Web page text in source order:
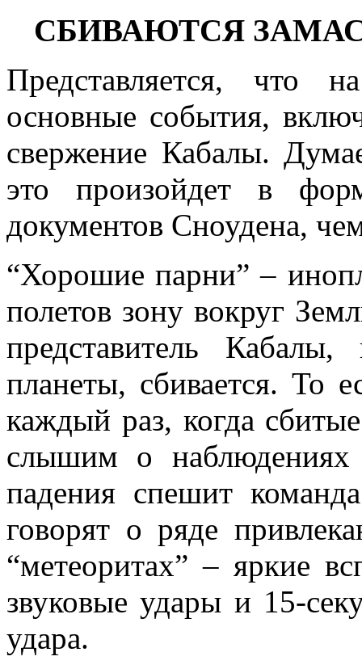
СБИВАЮТСЯ
Представляется, что
основные события,
свержение Кабалы.
это произойдет в
документов Сноудена,
“Хорошие парни” –
полетов зону вокруг
представитель
планеты, сбивается. То
каждый раз, когда
слышим о наблюдениях
падения спешит
говорят о ряде
“метеоритах” – яркие
звуковые удары и 15-
удара.